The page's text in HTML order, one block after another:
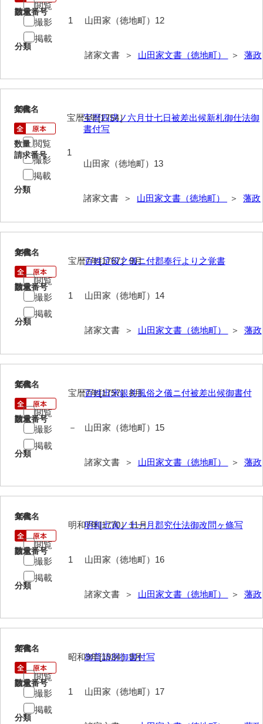
鍛冶利吉文書
堅田家文書（一般郷土伝来）
片山家文書（阿東町）
片山家文書（下関市豊浦）
月輪寺文書
桂家文書（宇部市1）
桂家文書（大阪市）
金谷家文書
兼田家文書
上村家文書
嘉村家文書
河北家文書
河崎家文書
河田家文書
河野家文書（美祢市）
請求番号
山田家（徳地町）12
分類
諸家文書 ＞ 山田家文書（徳地町） ＞ 藩政
数量
1
閲覧
撮影
掲載
13
文書名
宝暦四戌ノ六月廿七日被差出候新札御仕法御
書付写
請求番号
山田家（徳地町）13
分類
諸家文書 ＞ 山田家文書（徳地町） ＞ 藩政
年代
宝暦4年[1754］
数量
1
閲覧
撮影
掲載
14
文書名
百姓足役之儀ニ付郡奉行より之覚書
請求番号
山田家（徳地町）14
分類
諸家文書 ＞ 山田家文書（徳地町） ＞ 藩政
年代
宝暦7年[1757］9月
数量
1
閲覧
撮影
掲載
15
文書名
百姓出米銀并風俗之儀ニ付被差出候御書付
請求番号
山田家（徳地町）15
分類
諸家文書 ＞ 山田家文書（徳地町） ＞ 藩政
年代
宝暦7年[1757］8月
数量
－
閲覧
撮影
掲載
16
文書名
明和七寅ノ十一月郡究仕法御改問ヶ條写
請求番号
山田家（徳地町）16
分類
諸家文書 ＞ 山田家文書（徳地町） ＞ 藩政
年代
明和7年[1770］11月
数量
1
閲覧
撮影
掲載
17
文書名
御普請所御書付写
請求番号
山田家（徳地町）17
分類
年代
昭和9年[1934］9月
数量
1
閲覧
撮影
掲載